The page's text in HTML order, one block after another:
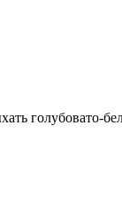
голубовато-